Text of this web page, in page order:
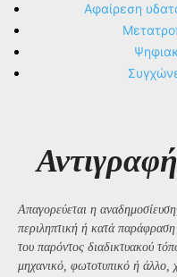
Αφαίρεση
Απαγορεύεται η
περιληπτική ή κατά
του παρόντος διαδικτυακού
μηχανικό, φωτοτυπικό ή άλλο,